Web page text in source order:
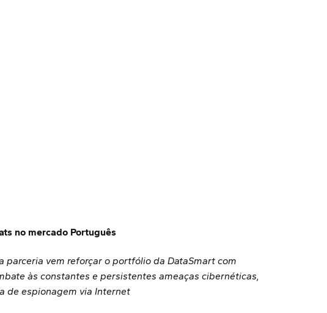
no mercado Português
parceria vem reforçar o portfólio da DataSmart com
às constantes e persistentes ameaças cibernéticas,
de espionagem via Internet